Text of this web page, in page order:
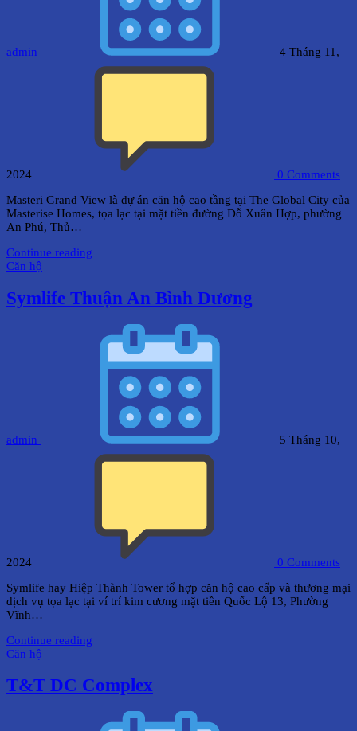
admin 4 Tháng 11,
2024 0 Comments
Masteri Grand View là dự án căn hộ cao tầng tại The Global City của
Masterise Homes, tọa lạc tại mặt tiền đường Đỗ Xuân Hợp, phường
An Phú, Thủ…
Continue reading
Căn hộ
Symlife Thuận An Bình Dương
admin 5 Tháng 10,
2024 0 Comments
Symlife hay Hiệp Thành Tower tổ hợp căn hộ cao cấp và thương mại
dịch vụ tọa lạc tại ví trí kim cương mặt tiền Quốc Lộ 13, Phường
Vĩnh…
Continue reading
Căn hộ
T&T DC Complex